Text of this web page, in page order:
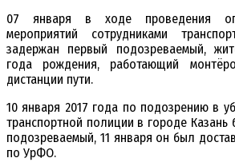
07 января в ходе проведения
мероприятий сотрудниками
задержан первый подозреваемый,
года рождения, работающий
дистанции пути.
10 января 2017 года по подозрению в
транспортной полиции в городе
подозреваемый, 11 января он был
по УрФО.